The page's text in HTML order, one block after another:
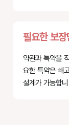
필요한 보장
약관과 특약을
요한 특약은 빼
설계가 가능합